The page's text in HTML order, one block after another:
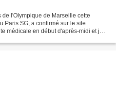
l'Olympique de Marseille cette
Paris SG, a confirmé sur le site
médicale en début d'après-midi et je